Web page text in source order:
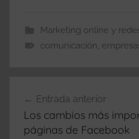
Marketing online y
comunicación,
de
entradas
Entrada anterior
Los cambios más
páginas de Facebook